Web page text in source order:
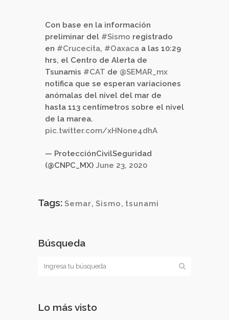
Con base en la información
preliminar del #Sismo registrado
en #Crucecita, #Oaxaca a las 10:29
hrs, el Centro de Alerta de
Tsunamis #CAT de @SEMAR_mx
notifica que se esperan variaciones
anómalas del nivel del mar de
hasta 113 centímetros sobre el nivel
de la marea.
pic.twitter.com/xHNone4dhA
— ProtecciónCivilSeguridad
(@CNPC_MX) June 23, 2020
Tags: Semar, Sismo, tsunami
Búsqueda
Lo más visto